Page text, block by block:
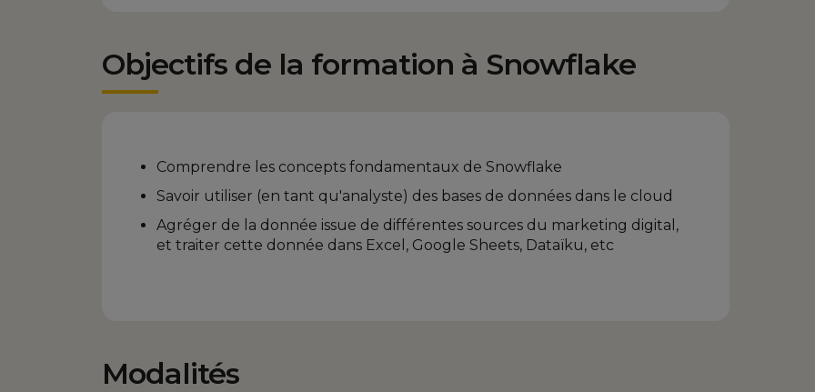
Objectifs de la formation à Snowflake
Comprendre les concepts fondamentaux de Snowflake
Savoir utiliser (en tant qu'analyste) des bases de données dans le cloud
Agréger de la donnée issue de différentes sources du marketing digital,
et traiter cette donnée dans Excel, Google Sheets, Dataïku, etc
Modalités